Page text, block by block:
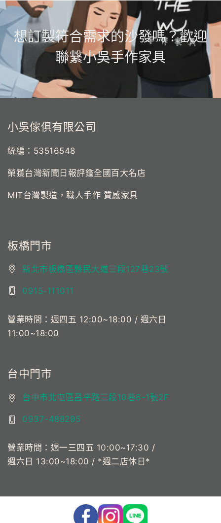
想訂製符合需求的沙發嗎？歡迎
聯繫小吳手作家具
小吳傢俱有限公司
統編：53516548
榮獲台灣新聞日報評鑑全國百大名店
MIT台灣製造，職人手作 質感家具
板橋門市
新北市板橋區縣民大道三段127巷23號
0915-111011
營業時間：週四五 12:00~18:00 / 週六日
11:00~18:00
台中門市
台中市北屯區昌平路三段10巷6-1號2F
0937-488295
營業時間：週一三四五 10:00~17:30 /
週六日 13:00~18:00 / *週二店休日*